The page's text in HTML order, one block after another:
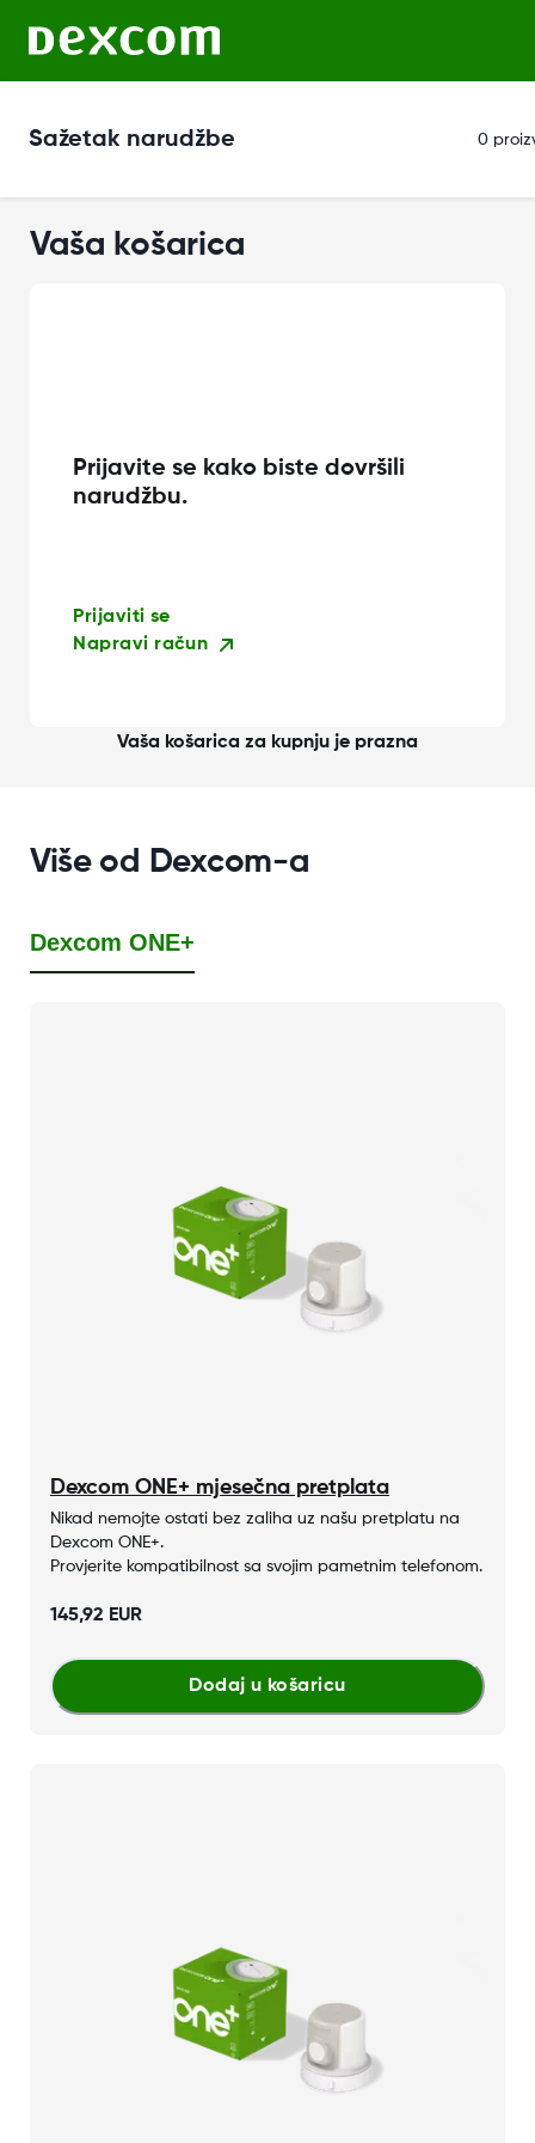
Vaša košarica
Prijavite se kako biste dovršili
narudžbu.
Prijaviti se
Napravi račun
Vaša košarica za kupnju je prazna
Sažetak narudžbe 0
Više od Dexcom-a
Dexcom ONE+
Dexcom ONE+ mjesečna pretplata
Nikad nemojte ostati bez zaliha uz našu pretplatu na
Dexcom ONE+.
Provjerite kompatibilnost sa svojim pametnim telefonom.
145,92 EUR
Dodaj u košaricu